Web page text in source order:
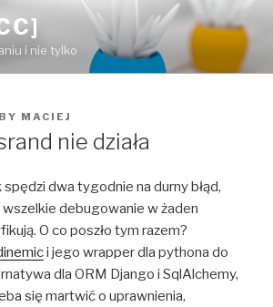
i nie tylko
BY MACIEJ
nie działa
spędzi dwa tygodnie na durny błąd,
debugowanie w żaden
O co poszło tym razem?
i jego wrapper dla pythona do
dla ORM Django i SqlAlchemy,
się martwić o uprawnienia,